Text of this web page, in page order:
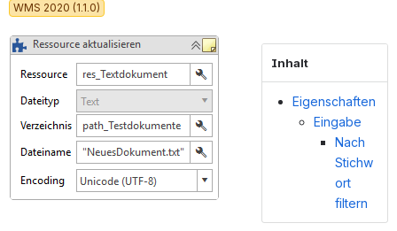
WMS 2020 (1.1.0)
öffnen
Inhalt
Eigenschaften
Eingabe
Nach
Stichw
ort
filtern